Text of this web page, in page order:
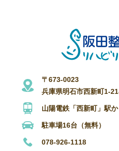
〒673-0023
兵庫県明石市西新町1-
山陽電鉄「西新町」駅
駐車場16台（無料）
078-926-1118